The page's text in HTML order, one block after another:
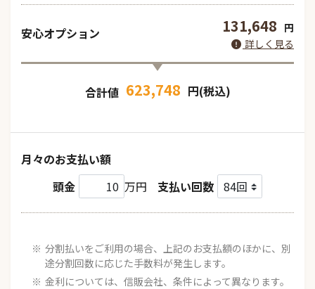
安心オプション 131,648 円
詳しく見る
合計値 623,748 円(税込)
月々のお支払い額
頭金
万円 支払い回数
分割払いをご利用の場合、上記のお支払額のほかに、別
途分割回数に応じた手数料が発生します。
金利については、信販会社、条件によって異なります。